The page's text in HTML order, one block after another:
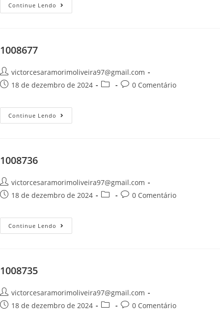
Continue Lendo
1008677
victorcesaramorimoliveira97@gmail.com
18 de dezembro de 2024
0 Comentário
Continue Lendo
1008736
victorcesaramorimoliveira97@gmail.com
18 de dezembro de 2024
0 Comentário
Continue Lendo
1008735
victorcesaramorimoliveira97@gmail.com
18 de dezembro de 2024
0 Comentário